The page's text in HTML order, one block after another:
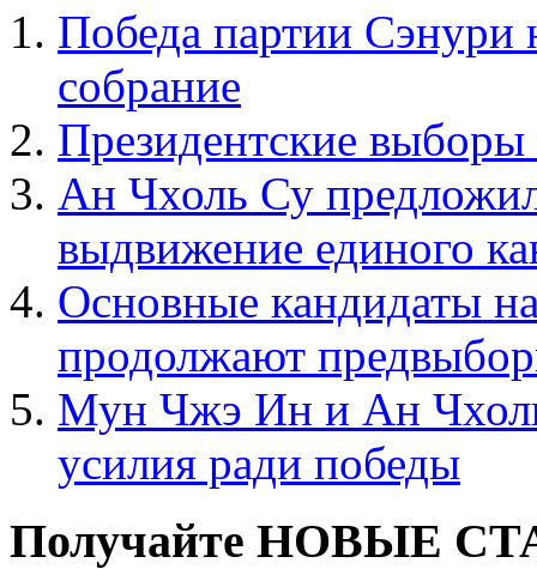
Победа партии Сэнури
собрание
Президентские
Ан Чхоль Су
выдвижение единого
Основные кандидаты
продолжают
Мун Чжэ Ин и Ан
усилия ради победы
Получайте НОВЫЕ